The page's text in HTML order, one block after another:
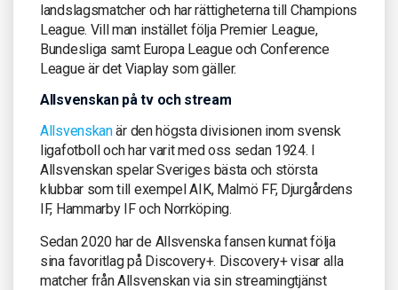
landslagsmatcher och har rättigheterna till Champions
League. Vill man instället följa Premier League,
Bundesliga samt Europa League och Conference
League är det Viaplay som gäller.
Allsvenskan på tv och stream
Allsvenskanär den högsta divisionen inom svensk
ligafotboll och har varit med oss sedan 1924. I
Allsvenskan spelar Sveriges bästa och största
klubbar som till exempel AIK, Malmö FF, Djurgårdens
IF, Hammarby IF och Norrköping.
Sedan 2020 har de Allsvenska fansen kunnat följa
sina favoritlag på Discovery+. Discovery+ visar alla
matcher från Allsvenskan via sin streamingtjänst